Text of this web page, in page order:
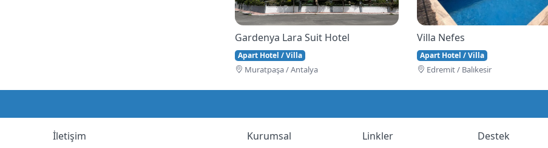
Gardenya Lara Suit Hotel
Apart Hotel / Villa
Muratpaşa / Antalya
Villa Nefes
Apart Hotel / Villa
Edremi̇t / Balıkesir
İletişim Kurumsal Linkler Destek